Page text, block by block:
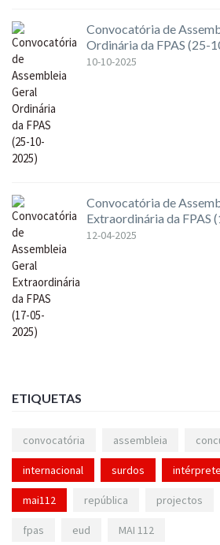
Convocatória de
Ordinária da FPAS (25-
10-10-2025
Convocatória de
Extraordinária da FPAS
12-04-2025
ETIQUETAS
convocatória assembleia
internacional surdos intérprete
mai112 república projectos
fpas eud MAI 112